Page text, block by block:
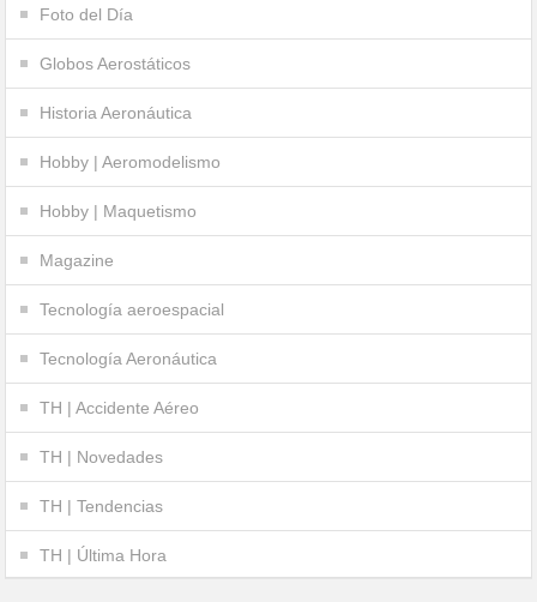
Foto del Día
Globos Aerostáticos
Historia Aeronáutica
Hobby | Aeromodelismo
Hobby | Maquetismo
Magazine
Tecnología aeroespacial
Tecnología Aeronáutica
TH | Accidente Aéreo
TH | Novedades
TH | Tendencias
TH | Última Hora